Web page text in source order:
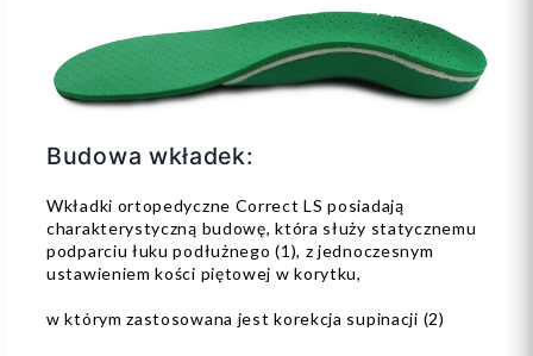
Budowa wkładek:
Wkładki ortopedyczne Correct LS posiadają
charakterystyczną budowę, która służy statycznemu
podparciu łuku podłużnego (1), z jednoczesnym
ustawieniem kości piętowej w korytku,
w którym zastosowana jest korekcja supinacji (2)